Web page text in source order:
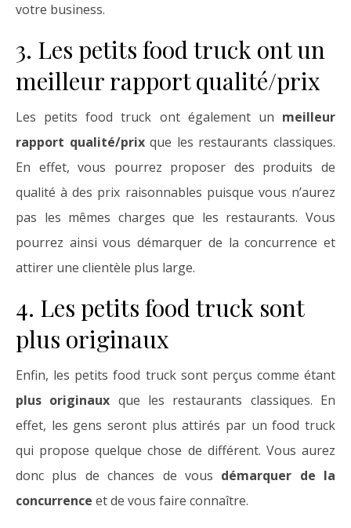
votre business.
3. Les petits food truck ont un
meilleur rapport qualité/prix
Les petits food truck ont également un meilleur
rapport qualité/prixque les restaurants classiques.
En effet, vous pourrez proposer des produits de
qualité à des prix raisonnables puisque vous n’aurez
pas les mêmes charges que les restaurants. Vous
pourrez ainsi vous démarquer de la concurrence et
attirer une clientèle plus large.
4. Les petits food truck sont
plus originaux
Enfin, les petits food truck sont perçus comme étant
plus originaux que les restaurants classiques. En
effet, les gens seront plus attirés par un food truck
qui propose quelque chose de différent. Vous aurez
donc plus de chances de vous démarquer de la
concurrence et de vous faire connaître.